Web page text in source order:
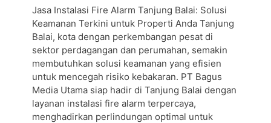
Jasa Instalasi Fire Alarm Tanjung Balai: Solusi
Keamanan Terkini untuk Properti Anda Tanjung
Balai, kota dengan perkembangan pesat di
sektor perdagangan dan perumahan, semakin
membutuhkan solusi keamanan yang efisien
untuk mencegah risiko kebakaran. PT Bagus
Media Utama siap hadir di Tanjung Balai dengan
layanan instalasi fire alarm terpercaya,
menghadirkan perlindungan optimal untuk